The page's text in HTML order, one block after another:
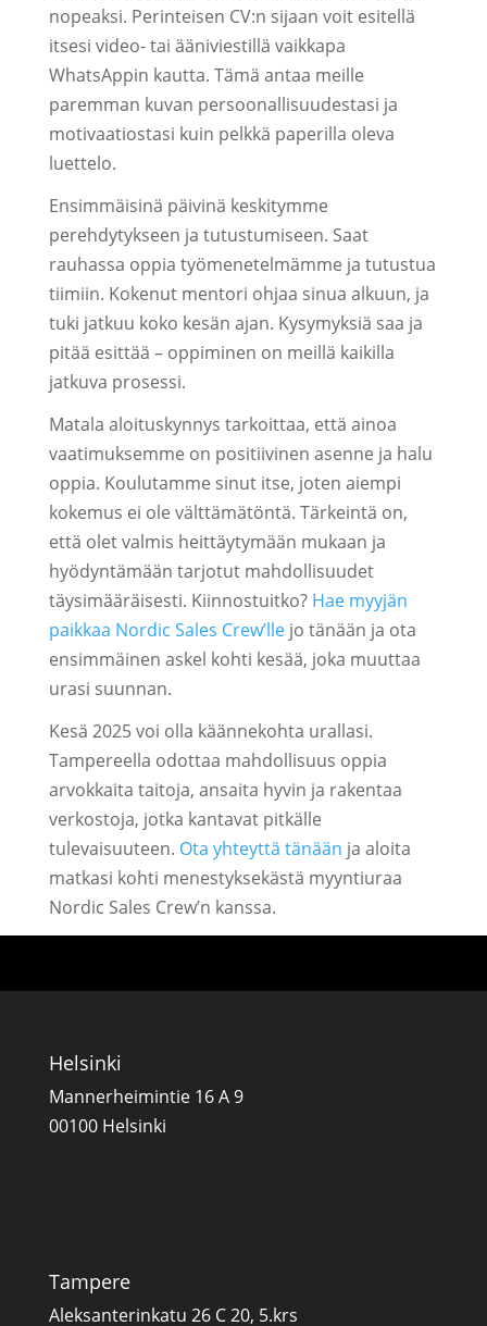
nopeaksi. Perinteisen CV:n sijaan voit esitellä
itsesi video- tai ääniviestillä vaikkapa
WhatsAppin kautta. Tämä antaa meille
paremman kuvan persoonallisuudestasi ja
motivaatiostasi kuin pelkkä paperilla oleva
luettelo.
Ensimmäisinä päivinä keskitymme
perehdytykseen ja tutustumiseen. Saat
rauhassa oppia työmenetelmämme ja tutustua
tiimiin. Kokenut mentori ohjaa sinua alkuun, ja
tuki jatkuu koko kesän ajan. Kysymyksiä saa ja
pitää esittää – oppiminen on meillä kaikilla
jatkuva prosessi.
Matala aloituskynnys tarkoittaa, että ainoa
vaatimuksemme on positiivinen asenne ja halu
oppia. Koulutamme sinut itse, joten aiempi
kokemus ei ole välttämätöntä. Tärkeintä on,
että olet valmis heittäytymään mukaan ja
hyödyntämään tarjotut mahdollisuudet
täysimääräisesti. Kiinnostuitko? Hae myyjän
paikkaa Nordic Sales Crew’llejo tänään ja ota
ensimmäinen askel kohti kesää, joka muuttaa
urasi suunnan.
Kesä 2025 voi olla käännekohta urallasi.
Tampereella odottaa mahdollisuus oppia
arvokkaita taitoja, ansaita hyvin ja rakentaa
verkostoja, jotka kantavat pitkälle
tulevaisuuteen. Ota yhteyttä tänään ja aloita
matkasi kohti menestyksekästä myyntiuraa
Nordic Sales Crew’n kanssa.
Helsinki
Mannerheimintie 16 A 9
00100 Helsinki
Tampere
Aleksanterinkatu 26 C 20, 5.krs